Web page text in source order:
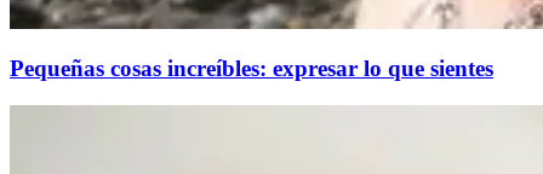
Pequeñas cosas increíbles: expresar lo que sientes